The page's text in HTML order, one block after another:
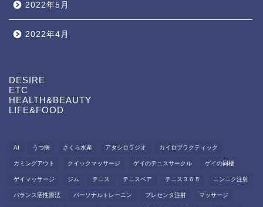
2022年5月
2022年4月
DESIRE
ETC
HEALTH&BEAUTY
LIFE&FOOD
AI うつ病 さくら水産 アタシロラジオ カイロプラクティック
カミングアウト クイックマッサージ ゲイのテニスサークル ゲイの同棲
ゲイマッサージ ジム テニス テニスベア テニス３６５ ニンニク注射
バランス活性療法 パーソナルトレーニン プレセンタ注射 マッサージ